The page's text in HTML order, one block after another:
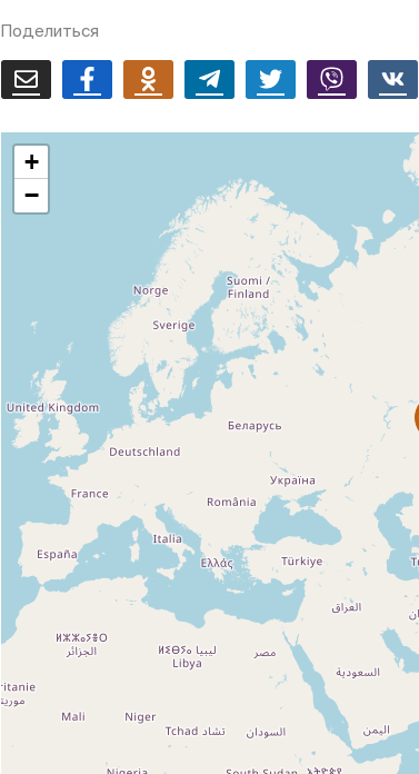
Поделиться
Email FacebookOdnoklassnikiTelegram Twitter Viber
+
−